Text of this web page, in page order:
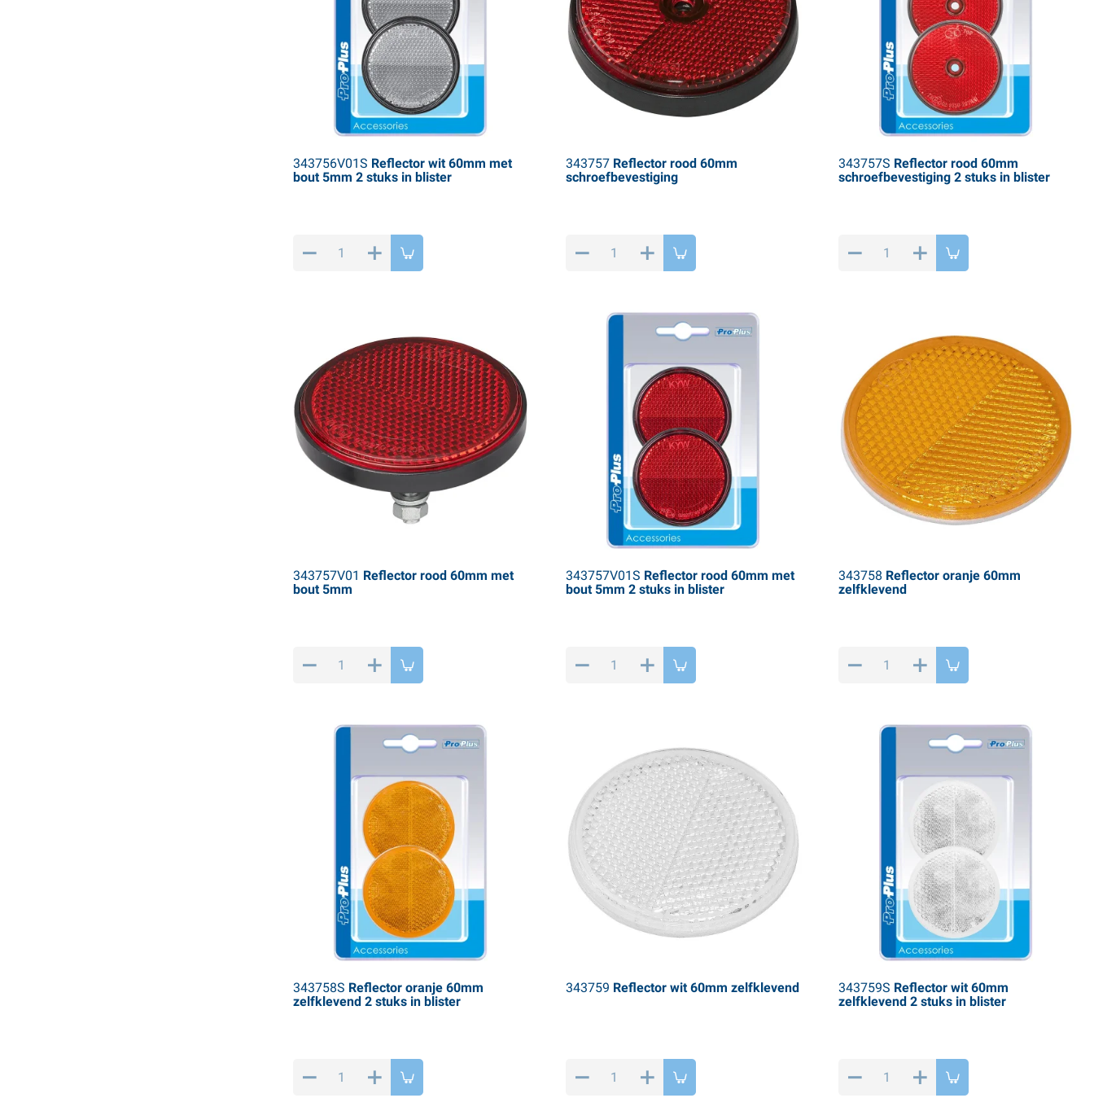
343756V01S Reflector wit 60mm met
bout 5mm 2 stuks in blister
343757Reflector rood 60mm
schroefbevestiging
343757S Reflector rood 60mm
schroefbevestiging 2 stuks in blister
343757V01 Reflector rood 60mm met
bout 5mm
343757V01S Reflector rood 60mm met
bout 5mm 2 stuks in blister
343758 Reflector oranje 60mm
zelfklevend
343758S Reflector oranje 60mm
zelfklevend 2 stuks in blister
343759 Reflector wit 60mm zelfklevend 343759S Reflector wit 60mm
zelfklevend 2 stuks in blister